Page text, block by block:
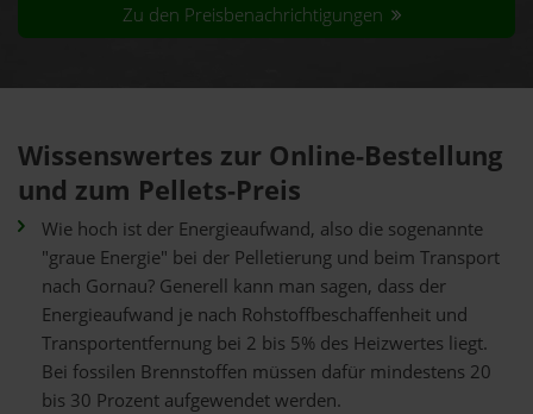
Zu den Preisbenachrichtigungen
Wissenswertes zur Online-Bestellung
und zum Pellets-Preis
Wie hoch ist der Energieaufwand, also die sogenannte
"graue Energie" bei der Pelletierung und beim Transport
nach Gornau? Generell kann man sagen, dass der
Energieaufwand je nach Rohstoffbeschaffenheit und
Transportentfernung bei 2 bis 5% des Heizwertes liegt.
Bei fossilen Brennstoffen müssen dafür mindestens 20
bis 30 Prozent aufgewendet werden.